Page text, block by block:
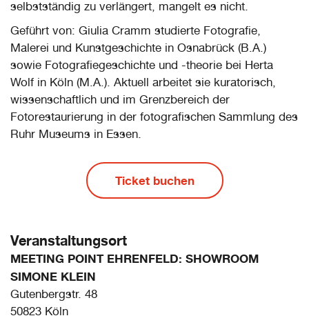
selbstständig zu verlängert, mangelt es nicht.
Geführt von: Giulia Cramm studierte Fotografie,
Malerei und Kunstgeschichte in Osnabrück (B.A.)
sowie Fotografiegeschichte und -theorie bei Herta
Wolf in Köln (M.A.). Aktuell arbeitet sie kuratorisch,
wissenschaftlich und im Grenzbereich der
Fotorestaurierung in der fotografischen Sammlung des
Ruhr Museums in Essen.
Ticket buchen
Veranstaltungsort
MEETING POINT EHRENFELD: SHOWROOM
SIMONE KLEIN
Gutenbergstr. 48
50823 Köln